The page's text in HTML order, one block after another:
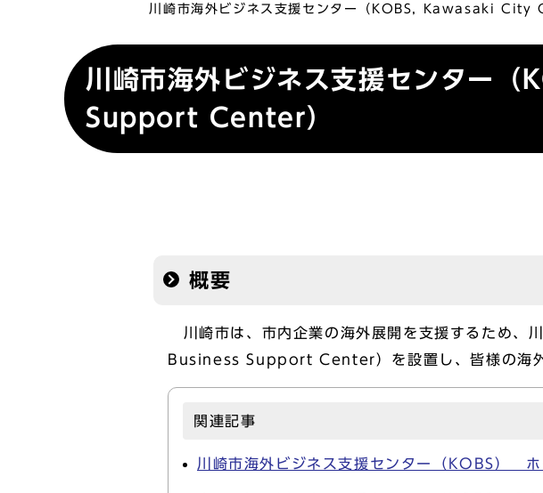
川崎市海外ビジネス支援センター（KOBS, Kawasaki
川崎市海外ビジネス支援センタ
Support Center）
概要
川崎市は、市内企業の海外展開を支援するため
Business Support Center）を設置し、皆様の海外
関連記事
川崎市海外ビジネス支援センター（KOBS） ホ